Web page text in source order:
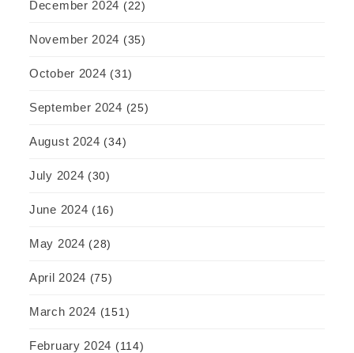
December 2024 (22)
November 2024 (35)
October 2024 (31)
September 2024 (25)
August 2024 (34)
July 2024 (30)
June 2024 (16)
May 2024 (28)
April 2024 (75)
March 2024 (151)
February 2024 (114)